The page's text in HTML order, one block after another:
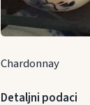
Chardonnay
Detaljni podaci